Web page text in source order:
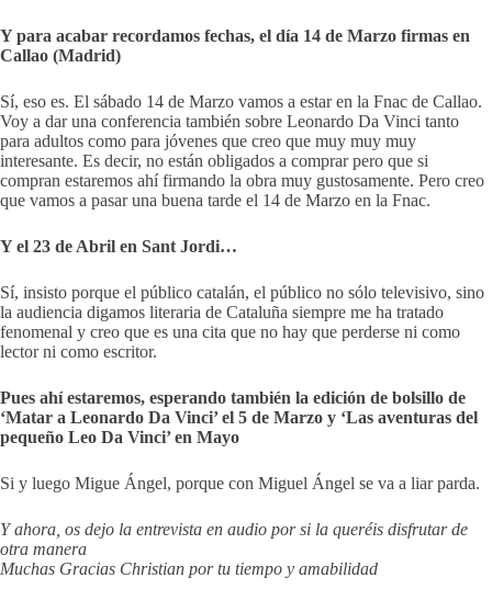
Y para acabar recordamos fechas, el día 14 de Marzo firmas en
Callao (Madrid)
Sí, eso es. El sábado 14 de Marzo vamos a estar en la Fnac de Callao.
Voy a dar una conferencia también sobre Leonardo Da Vinci tanto
para adultos como para jóvenes que creo que muy muy muy
interesante. Es decir, no están obligados a comprar pero que si
compran estaremos ahí firmando la obra muy gustosamente. Pero creo
que vamos a pasar una buena tarde el 14 de Marzo en la Fnac.
Y el 23 de Abril en Sant Jordi…
Sí, insisto porque el público catalán, el público no sólo televisivo, sino
la audiencia digamos literaria de Cataluña siempre me ha tratado
fenomenal y creo que es una cita que no hay que perderse ni como
lector ni como escritor.
Pues ahí estaremos, esperando también la edición de bolsillo de
‘Matar a Leonardo Da Vinci’ el 5 de Marzo y ‘Las aventuras del
pequeño Leo Da Vinci’ en Mayo
Si y luego Migue Ángel, porque con Miguel Ángel se va a liar parda.
Y ahora, os dejo la entrevista en audio por si la queréis disfrutar de
otra manera
Muchas Gracias Christian por tu tiempo y amabilidad